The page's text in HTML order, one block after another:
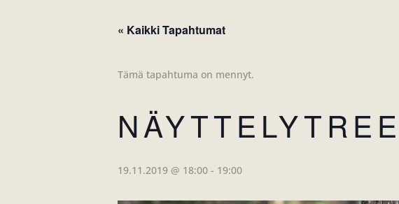
« Kaikki Tapahtumat
Tämä tapahtuma on mennyt.
19.11.2019 @ 18:00 - 19:00